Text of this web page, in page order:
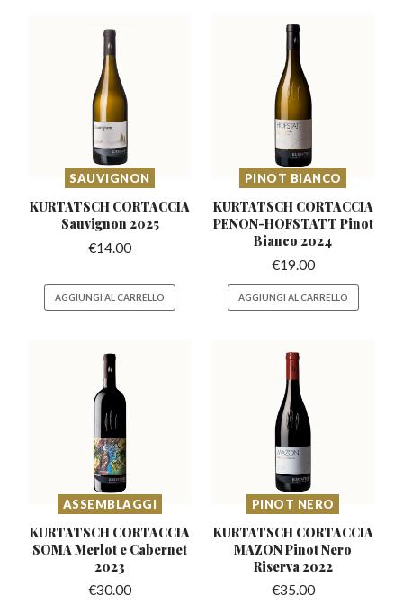
SAUVIGNON
KURTATSCH CORTACCIA
Sauvignon 2025
€14.00
AGGIUNGI AL CARRELLO
PINOT BIANCO
KURTATSCH CORTACCIA
PENON-HOFSTATT Pinot
Bianco 2024
€19.00
AGGIUNGI AL CARRELLO
ASSEMBLAGGI
KURTATSCH CORTACCIA
SOMAMerlot e Cabernet
2023
€30.00
PINOT NERO
KURTATSCH CORTACCIA
MAZONPinot Nero
Riserva 2022
€35.00